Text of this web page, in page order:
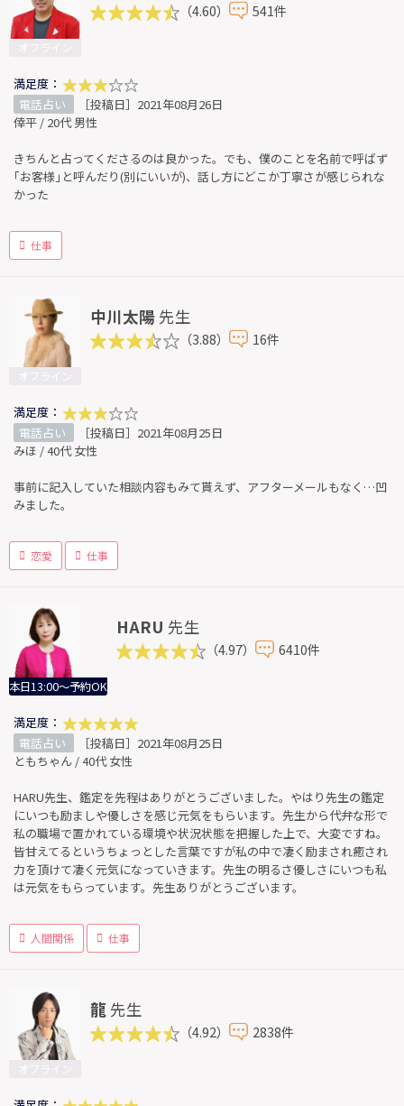
（4.60） 541件
満足度：
電話占い
［投稿日］2021年08月26日
倖平 / 20代 男性
きちんと占ってくださるのは良かった。でも、僕のことを名前で呼ばず
｢お客様｣と呼んだり(別にいいが)、話し方にどこか丁寧さが感じられな
かった
仕事
中川太陽 先生
（3.88） 16件
満足度：
電話占い
［投稿日］2021年08月25日
みほ / 40代 女性
事前に記入していた相談内容もみて貰えず、アフターメールもなく…凹
みました。
恋愛 仕事
本日13:00～予約OK
HARU 先生
（4.97） 6410件
満足度：
電話占い
［投稿日］2021年08月25日
ともちゃん / 40代 女性
HARU先生、鑑定を先程はありがとうございました。やはり先生の鑑定
にいつも励ましや優しさを感じ元気をもらいます。先生から代弁な形で
私の職場で置かれている環境や状況状態を把握した上で、大変ですね。
皆甘えてるというちょっとした言葉ですが私の中で凄く励まされ癒され
力を頂けて凄く元気になっていきます。先生の明るさ優しさにいつも私
は元気をもらっています。先生ありがとうございます。
人間関係 仕事
龍 先生
（4.92） 2838件